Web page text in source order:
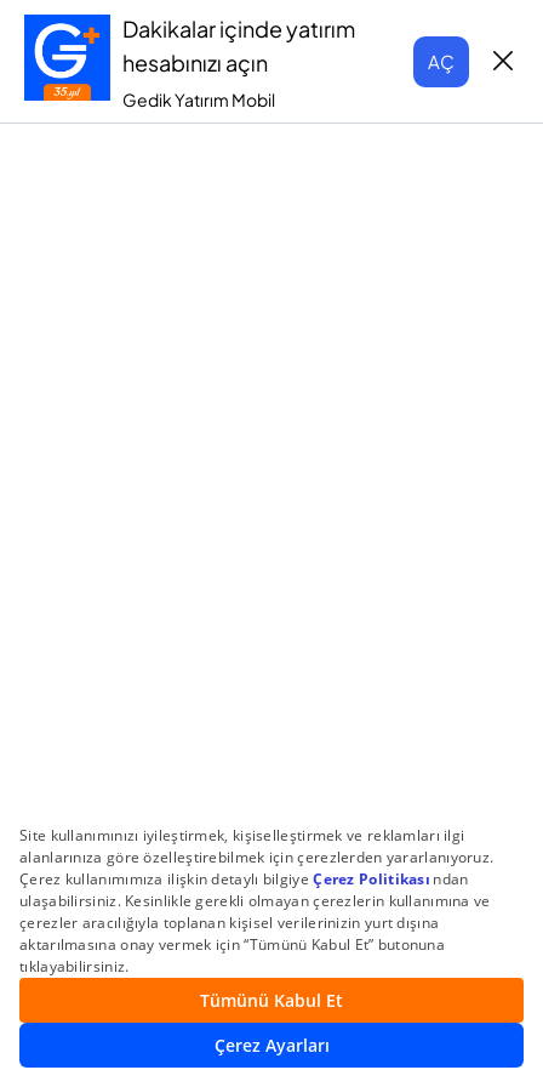
Dakikalar içinde yatırım
hesabınızı açın
Gedik Yatırım Mobil
AÇ